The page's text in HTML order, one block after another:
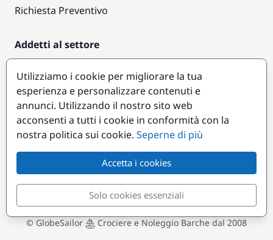
Richiesta Preventivo
Addetti al settore
Accesso armatori
Diventare partner
Destinazioni popolari
© GlobeSailor Crociere e Noleggio Barche dal 2008
Utilizziamo i cookie per migliorare la tua
esperienza e personalizzare contenuti e
annunci. Utilizzando il nostro sito web
acconsenti a tutti i cookie in conformità con la
nostra politica sui cookie. Seperne di più
Accetta i cookies
Solo cookies essenziali